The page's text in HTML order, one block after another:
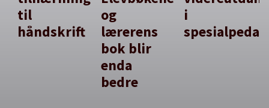
til
håndskrift
og
lærerens
bok blir
enda
bedre
i